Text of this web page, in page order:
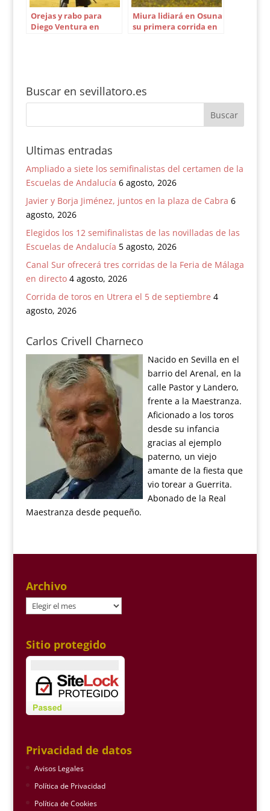
Orejas y rabo para
Diego Ventura en
Miura lidiará en Osuna
su primera corrida en
Buscar en sevillatoro.es
Ultimas entradas
Ampliado a siete los semifinalistas del certamen de la
Escuelas de Andalucía 6 agosto, 2026
Javier y Borja Jiménez, juntos en la plaza de Cabra 6
agosto, 2026
Elegidos los 12 semifinalistas de las novilladas de las
Escuelas de Andalucía 5 agosto, 2026
Canal Sur ofrecerá tres corridas de la Feria de Málaga
en directo 4 agosto, 2026
Corrida de toros en Utrera el 5 de septiembre 4
agosto, 2026
Carlos Crivell Charneco
Nacido en Sevilla en el
barrio del Arenal, en la
calle Pastor y Landero,
frente a la Maestranza.
Aficionado a los toros
desde su infancia
gracias al ejemplo
paterno, un viejo
amante de la fiesta que
vio torear a Guerrita.
Abonado de la Real
Maestranza desde pequeño.
Archivo
Archivo
Sitio protegido
Privacidad de datos
Avisos Legales
Política de Privacidad
Política de Cookies